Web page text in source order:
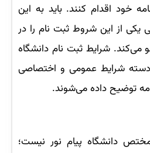
خود اقدام کنند. باید به این
یکی از این شروط ثبت نام را در
می‌کند. شرایط ثبت نام دانشگاه
شرایط عمومی و اختصاصی
توضیح داده می‌شوند.
دانشگاه پیام نور نیست؛